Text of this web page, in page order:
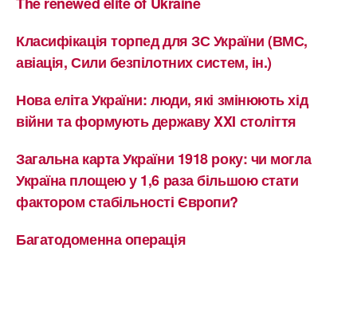
Класифікація торпед для ЗС України (ВМС,
авіація, Сили безпілотних систем, ін.)
Нова еліта України: люди, які змінюють хід
війни та формують державу XXI століття
Загальна карта України 1918 року: чи могла
Україна площею у 1,6 раза більшою стати
фактором стабільності Європи?
Багатодоменна операція